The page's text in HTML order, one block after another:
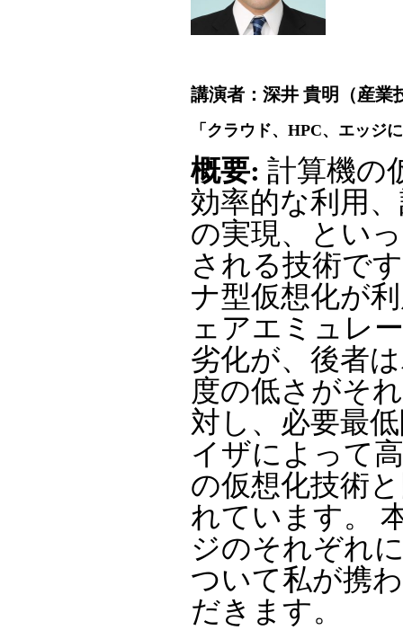
講演者：深井 貴明（産業
「クラウド、HPC、エッジ
概要: 計算機の
効率的な利用
の実現、とい
される技術で
ナ型仮想化が
ェアエミュレ
劣化が、後者
度の低さがそ
対し、必要最
イザによって
の仮想化技術
れています。
ジのそれぞれ
ついて私が携
だきます。